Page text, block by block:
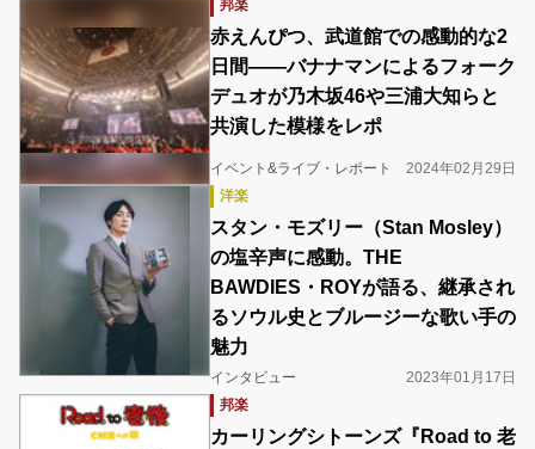
邦楽
赤えんぴつ、武道館での感動的な2
日間――バナナマンによるフォーク
デュオが乃木坂46や三浦大知らと
共演した模様をレポ
イベント&ライブ・レポート
2024年02月29日
洋楽
スタン・モズリー（Stan Mosley）
の塩辛声に感動。THE
BAWDIES・ROYが語る、継承され
るソウル史とブルージーな歌い手の
魅力
インタビュー
2023年01月17日
邦楽
カーリングシトーンズ『Road to 老